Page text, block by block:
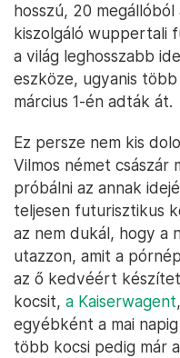
hosszú, 20
kiszolgáló wuppertali
a világ leghosszabb
eszköze, ugyanis több
március 1-én adták át.
Ez persze nem kis
Vilmos német császár
próbálni az annak
teljesen futurisztikus
az nem dukál, hogy a
utazzon, amit a
az ő kedvéért
kocsit, a Kaiserwagent
egyébként a mai
több kocsi pedig már